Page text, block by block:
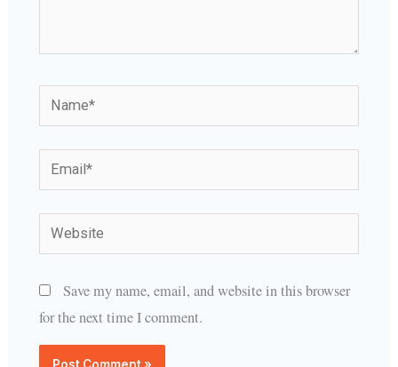
Name*
Email*
Website
Save my name, email, and website in this browser
for the next time I comment.